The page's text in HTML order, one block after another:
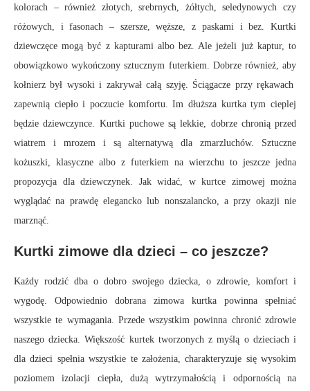
kolorach – również złotych, srebrnych, żółtych, seledynowych czy
różowych, i fasonach – szersze, węższe, z paskami i bez. Kurtki
dziewczęce mogą być z kapturami albo bez. Ale jeżeli już kaptur, to
obowiązkowo wykończony sztucznym futerkiem. Dobrze również, aby
kołnierz był wysoki i zakrywał całą szyję. Ściągacze przy rękawach
zapewnią ciepło i poczucie komfortu. Im dłuższa kurtka tym cieplej
będzie dziewczynce. Kurtki puchowe są lekkie, dobrze chronią przed
wiatrem i mrozem i są alternatywą dla zmarzluchów. Sztuczne
kożuszki, klasyczne albo z futerkiem na wierzchu to jeszcze jedna
propozycja dla dziewczynek. Jak widać, w kurtce zimowej można
wyglądać na prawdę elegancko lub nonszalancko, a przy okazji nie
marznąć.
Kurtki zimowe dla dzieci – co jeszcze?
Każdy rodzić dba o dobro swojego dziecka, o zdrowie, komfort i
wygodę. Odpowiednio dobrana zimowa kurtka powinna spełniać
wszystkie te wymagania. Przede wszystkim powinna chronić zdrowie
naszego dziecka. Większość kurtek tworzonych z myślą o dzieciach i
dla dzieci spełnia wszystkie te założenia, charakteryzuje się wysokim
poziomem izolacji ciepła, dużą wytrzymałością i odpornością na